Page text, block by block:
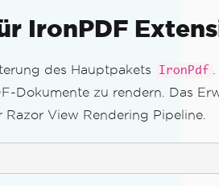
IronPDF
des Hauptpakets IronPdf
Dokumente zu rendern. Das
View Rendering Pipeline.